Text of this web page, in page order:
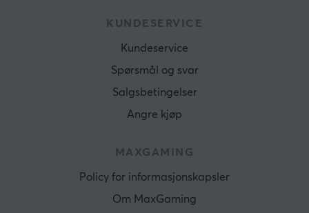
KUNDESERVICE
Kundeservice
Spørsmål og svar
Salgsbetingelser
Angre kjøp
MAXGAMING
Policy for informasjonskapsler
Om MaxGaming